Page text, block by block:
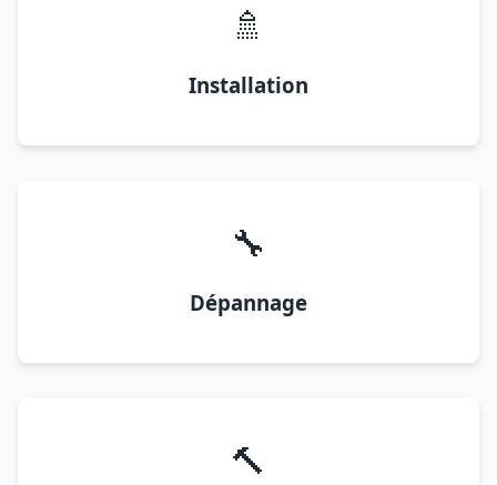
🚿
Installation
🔧
Dépannage
🔨